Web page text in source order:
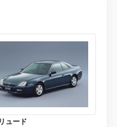
ュード